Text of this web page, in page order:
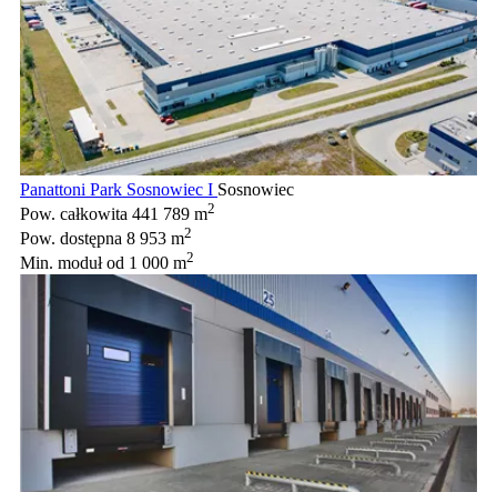
Panattoni Park Sosnowiec I Sosnowiec
Pow. całkowita 441 789 m2
Pow. dostępna 8 953 m2
Min. modułod 1 000 m2